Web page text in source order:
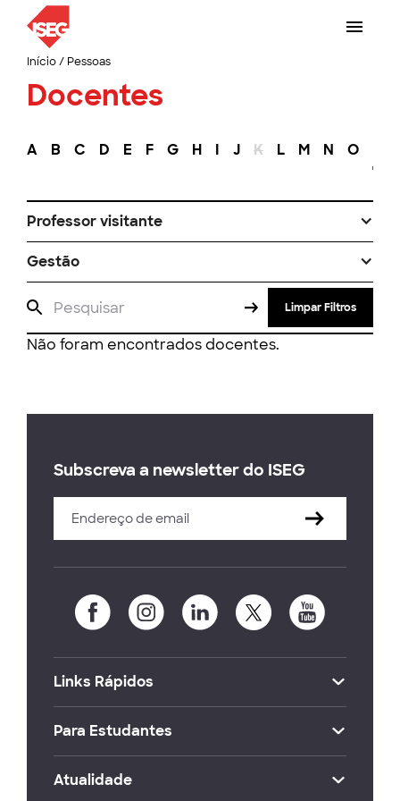
Início/ Pessoas
Docentes
A B C D E F G H I J K L M N O
Professor visitante
Gestão
Limpar Filtros
Não foram encontrados docentes.
Subscreva a newsletter do ISEG
Links Rápidos
Para Estudantes
Atualidade